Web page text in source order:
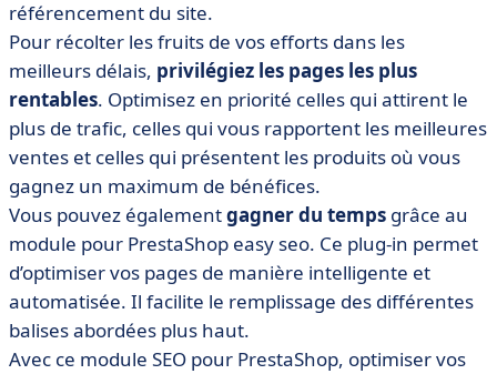
référencement du site.
Pour récolter les fruits de vos efforts dans les
meilleurs délais, privilégiez les pages les plus
rentables. Optimisez en priorité celles qui attirent le
plus de trafic, celles qui vous rapportent les meilleures
ventes et celles qui présentent les produits où vous
gagnez un maximum de bénéfices.
Vous pouvez égalementgagner du temps grâce au
module pour PrestaShop easy seo. Ce plug-in permet
d’optimiser vos pages de manière intelligente et
automatisée. Il facilite le remplissage des différentes
balises abordées plus haut.
Avec ce module SEO pour PrestaShop, optimiser vos